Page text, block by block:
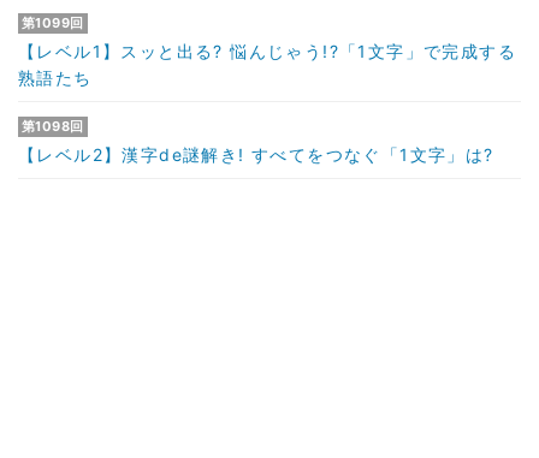
第1099回
【レベル1】スッと出る? 悩んじゃう!?「1文字」で完成する
熟語たち
第1098回
【レベル2】漢字de謎解き! すべてをつなぐ「1文字」は?